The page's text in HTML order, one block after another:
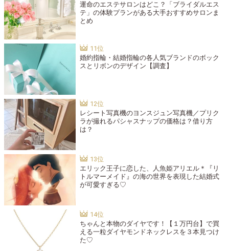
運命のエステサロンはどこ？「ブライダルエス
テ」の体験プランがある大手おすすめサロンま
とめ
婚約指輪・結婚指輪の各人気ブランドのボック
スとリボンのデザイン【調査】
レシート写真機のヨンスジュン写真機／プリク
ラが撮れるパシャスナップの価格は？借り方
は？
エリック王子に恋した、人魚姫アリエル＊『リ
トルマーメイド』の海の世界を表現した結婚式
が可愛すぎる♡
ちゃんと本物のダイヤです！【１万円台】で買
える一粒ダイヤモンドネックレスを３本見つけ
た♡